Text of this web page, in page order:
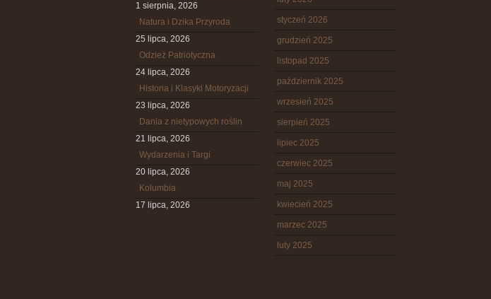
1 sierpnia, 2026
Natura i Dzika Przyroda
25 lipca, 2026
Odzież Patriotyczna
24 lipca, 2026
Historia i Klasyki Motoryzacji
23 lipca, 2026
Dania z nietypowych roślin
21 lipca, 2026
Wydarzenia i Targi
20 lipca, 2026
Kolumbia
17 lipca, 2026
styczeń 2026
grudzień 2025
listopad 2025
październik 2025
wrzesień 2025
sierpień 2025
lipiec 2025
czerwiec 2025
maj 2025
kwiecień 2025
marzec 2025
luty 2025